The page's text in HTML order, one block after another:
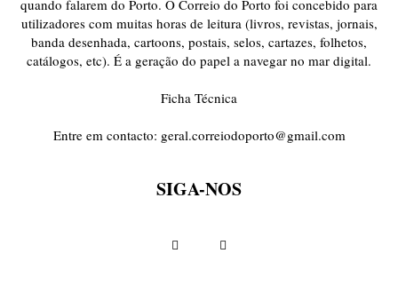
quando falarem do Porto. O Correio do Porto foi concebido para
utilizadores com muitas horas de leitura (livros, revistas, jornais,
banda desenhada, cartoons, postais, selos, cartazes, folhetos,
catálogos, etc). É a geração do papel a navegar no mar digital.
Ficha Técnica
Entre em contacto: geral.correiodoporto@gmail.com
SIGA-NOS